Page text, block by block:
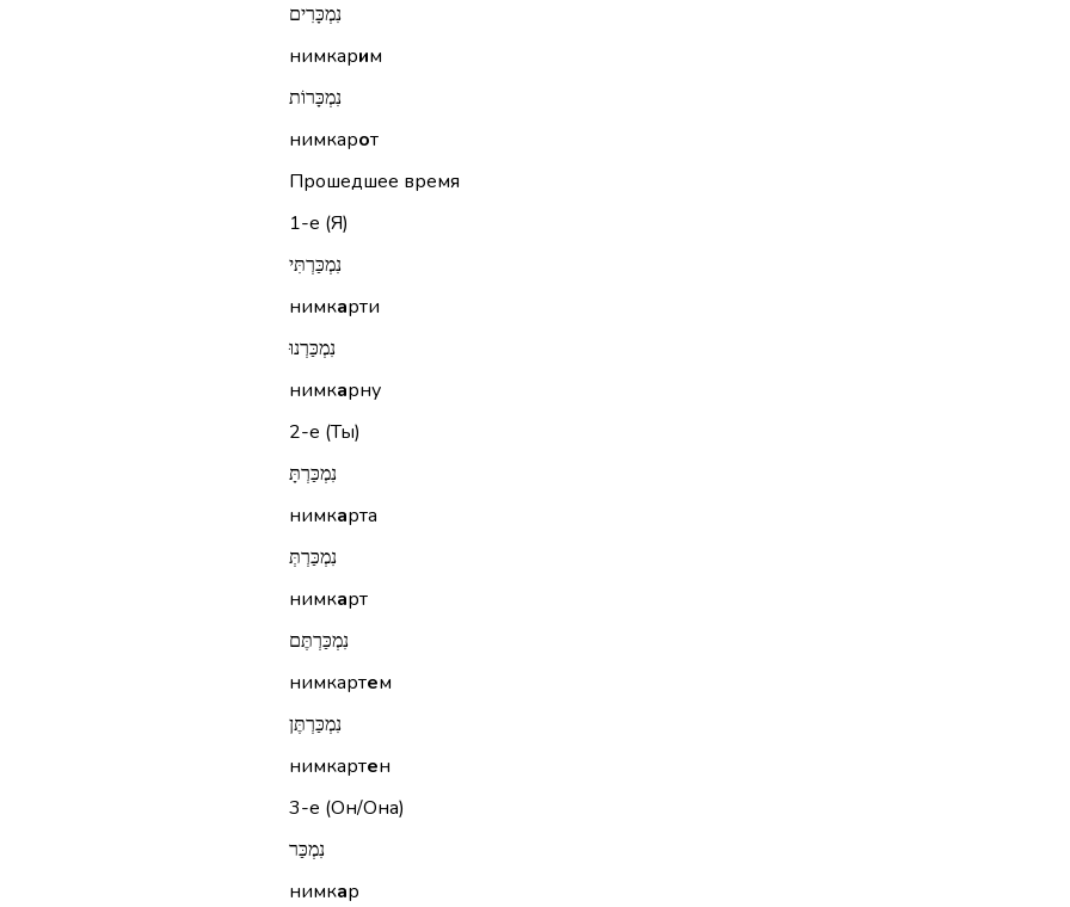
נִמְכָּרִים
нимкарим
נִמְכָּרוֹת
нимкарот
Прошедшее время
1-е (Я)
נִמְכַּרְתִּי
нимкарти
נִמְכַּרְנוּ
нимкарну
2-е (Ты)
נִמְכַּרְתָּ
нимкарта
נִמְכַּרְתְּ
нимкарт
נִמְכַּרְתֶּם
нимкартем
נִמְכַּרְתֶּן
нимкартен
3-е (Он/Она)
נִמְכַּר
нимкар